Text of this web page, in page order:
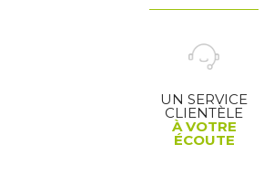
UN SERVICE
CLIENTÈLE
À VOTRE
ÉCOUTE